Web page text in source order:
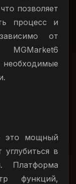
позволяет
процесс и
от
мощный
в
Платформа
функций,